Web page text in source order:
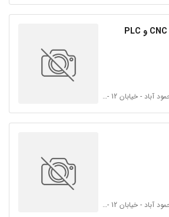
اصفهان - شهرک صنعتی محمود آباد - خیابان 12 - فرعی 12 و 14
اصفهان - شهرک صنعتی محمود آباد - خیابان 12 - فرعی 12 و 14